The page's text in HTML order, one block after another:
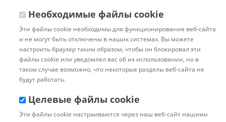
Необходимые файлы cookie
Эти файлы cookie необходимы для функционирования веб-сайта
и не могут быть отключены в наших системах. Вы можете
настроить браузер таким образом, чтобы он блокировал эти
файлы cookie или уведомлял вас об их использовании, но в
таком случае возможно, что некоторые разделы веб-сайта не
будут работать.
Целевые файлы cookie
Эти файлы cookie настраиваются через наш веб-сайт нашими